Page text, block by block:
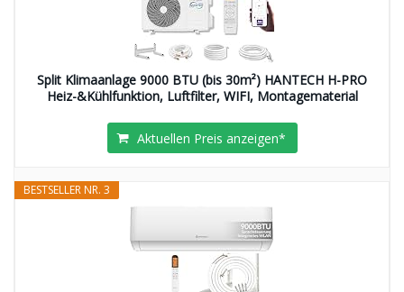
Split Klimaanlage 9000 BTU (bis 30m²) HANTECH H-PRO
Heiz-&Kühlfunktion, Luftfilter, WIFI, Montagematerial
Aktuellen Preis anzeigen*
BESTSELLER NR. 3